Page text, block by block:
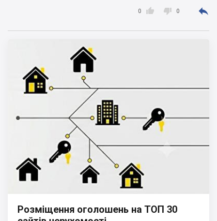

0  0 
Розміщення оголошень на ТОП 30